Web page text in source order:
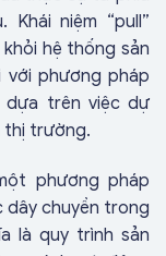
niệm “pull”
hệ thống sản
phương pháp
dựa trên việc dự
thị trường.
phương pháp
dây chuyền trong
là quy trình sản